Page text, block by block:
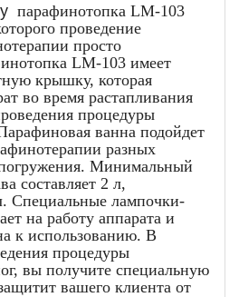
парафинотопка LM-103
проведение
просто
LM-103 имеет
крышку, которая
во время растапливания
процедуры
ванна подойдет
разных
Минимальный
составляет 2 л,
Специальные лампочки-
на работу аппарата и
к использованию. В
процедуры
вы получите специальную
вашего клиента от